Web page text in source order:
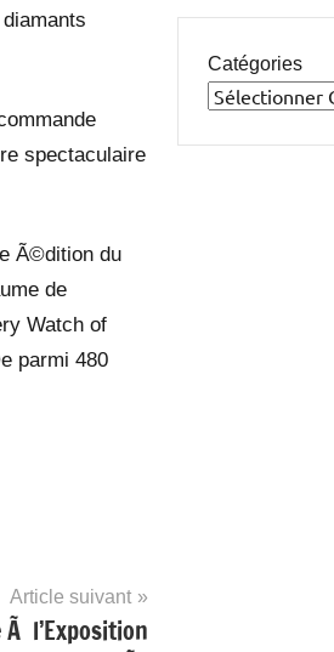
spectaculaire
Ã©dition du
de
Watch of
parmi 480
Article suivant
l’Exposition
Catégories